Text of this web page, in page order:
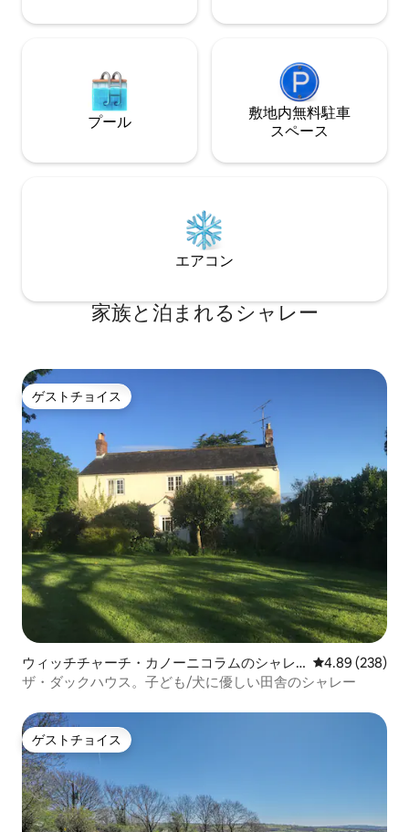
プール
敷地内無料駐⁠車
ス⁠ペ⁠ー⁠ス
エアコン
家族と泊まれるシャレー
ゲストチョイス
ゲストチョイス
ウィッチチャーチ・カノーニコラムのシャレ
ー
レビュー238
4.89 (238)
ザ・ダックハウス。子ども/犬に優しい田舎のシャレー
ゲストチョイス
ゲストチョイス